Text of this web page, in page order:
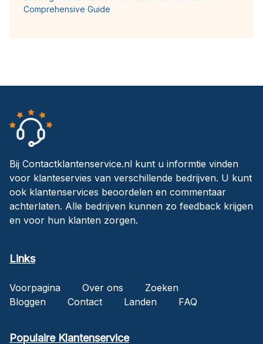
Comprehensive Guide
Bij Contactklantenservice.nl kunt u informtie vinden
voor klanteservies van verschillende bedrijven. U kunt
ook klantenservices beoordelen en commentaar
achterlaten. Alle bedrijven kunnen zo feedback krijgen
en voor hun klanten zorgen.
Links
Voorpagina Over ons
Zoeken
Bloggen
Contact Landen FAQ
Populaire Klantenservice